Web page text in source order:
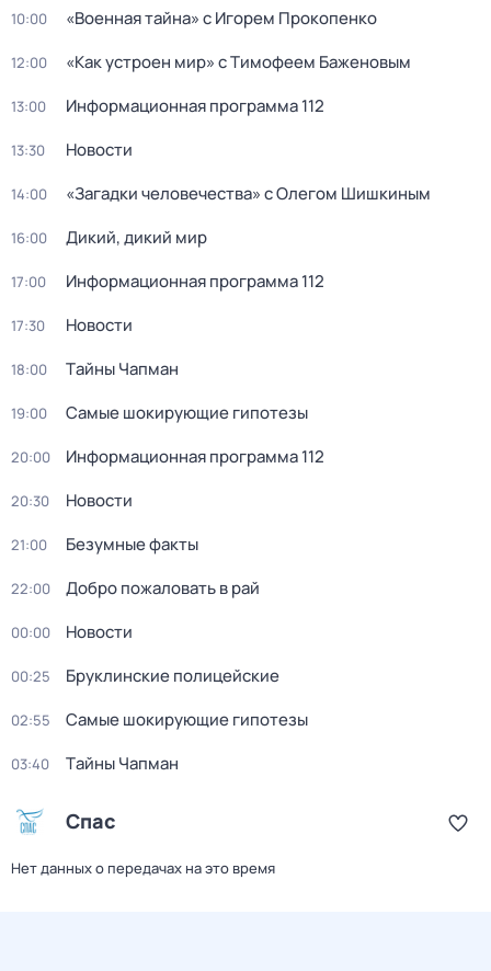
10:00 «Военная тайна» с Игорем Прокопенко
12:00 «Как устроен мир» с Тимофеем Баженовым
13:00 Информационная программа 112
13:30 Новости
14:00 «Загадки человечества» с Олегом Шишкиным
16:00 Дикий, дикий мир
17:00 Информационная программа 112
17:30 Новости
18:00 Тaйны Чапман
19:00 Самые шoкиpующие гипотезы
20:00 Информационная программа 112
20:30 Новости
21:00 Безумные факты
22:00 Добро пожаловать в рай
00:00 Новости
00:25 Бруклинские полицейские
02:55 Самые шoкиpующие гипотезы
03:40 Тaйны Чапман
Спас
Нет данных о передачах на это время